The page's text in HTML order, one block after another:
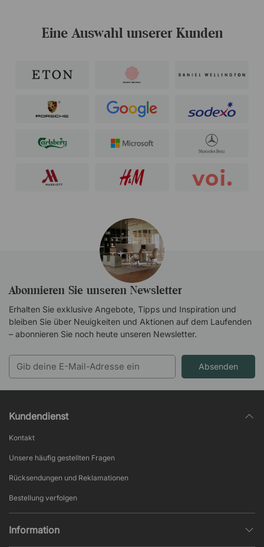
Eine Auswahl unserer Kunden
Abonnieren Sie unseren Newsletter
Erhalten Sie exklusive Angebote, Tipps und Inspiration und
bleiben Sie über Neuigkeiten und Aktionen auf dem Laufenden
– abonnieren Sie noch heute unseren Newsletter.
Absenden
Kundendienst
Kontakt
Unsere häufig gestellten Fragen
Rücksendungen und Reklamationen
Bestellung verfolgen
Information